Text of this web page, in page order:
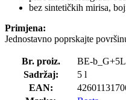
bez sintetičkih mirisa,
Primjena:
Jednostavno poprskajte
Br. proiz.
BE-b_G+5L
Sadržaj:
5 l
EAN: